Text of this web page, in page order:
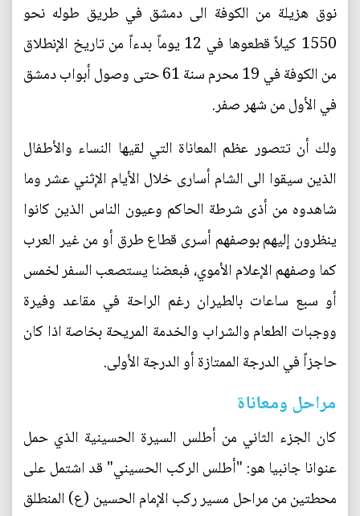
نوق هزيلة من الكوفة الى دمشق في طريق طوله نحو
1550 كيلاً قطعوها في 12 يوماً بدءاً من تاريخ الإنطلاق
من الكوفة في 19 محرم سنة 61 حتى وصول أبواب دمشق
في الأول من شهر صفر.
ولك أن تتصور عظم المعاناة التي لقيها النساء والأطفال
الذين سيقوا الى الشام أسارى خلال الأيام الإثني عشر وما
شاهدوه من أذى شرطة الحاكم وعيون الناس الذين كانوا
ينظرون إليهم بوصفهم أسرى قطاع طرق أو من غير العرب
كما وصفهم الإعلام الأموي، فبعضنا يستصعب السفر لخمس
أو سبع ساعات بالطيران رغم الراحة في مقاعد وفيرة
ووجبات الطعام والشراب والخدمة المريحة بخاصة اذا كان
حاجزاً في الدرجة الممتازة أو الدرجة الأولى.
مراحل ومعاناة
كان الجزء الثاني من أطلس السيرة الحسينية الذي حمل
عنوانا جانبيا هو: "أطلس الركب الحسيني" قد اشتمل على
محطتين من مراحل مسير ركب الإمام الحسين (ع) المنطلق